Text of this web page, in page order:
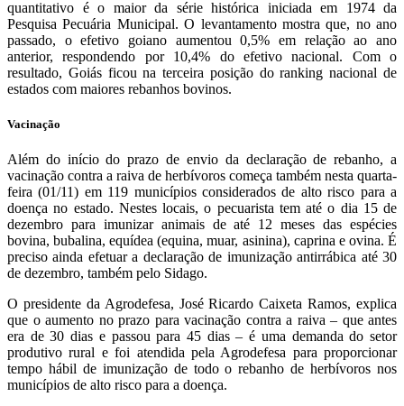
quantitativo é o maior da série histórica iniciada em 1974 da
Pesquisa Pecuária Municipal. O levantamento mostra que, no ano
passado, o efetivo goiano aumentou 0,5% em relação ao ano
anterior, respondendo por 10,4% do efetivo nacional. Com o
resultado, Goiás ficou na terceira posição do ranking nacional de
estados com maiores rebanhos bovinos.
Vacinação
Além do início do prazo de envio da declaração de rebanho, a
vacinação contra a raiva de herbívoros começa também nesta quarta-
feira (01/11) em 119 municípios considerados de alto risco para a
doença no estado. Nestes locais, o pecuarista tem até o dia 15 de
dezembro para imunizar animais de até 12 meses das espécies
bovina, bubalina, equídea (equina, muar, asinina), caprina e ovina. É
preciso ainda efetuar a declaração de imunização antirrábica até 30
de dezembro, também pelo Sidago.
O presidente da Agrodefesa, José Ricardo Caixeta Ramos, explica
que o aumento no prazo para vacinação contra a raiva – que antes
era de 30 dias e passou para 45 dias – é uma demanda do setor
produtivo rural e foi atendida pela Agrodefesa para proporcionar
tempo hábil de imunização de todo o rebanho de herbívoros nos
municípios de alto risco para a doença.